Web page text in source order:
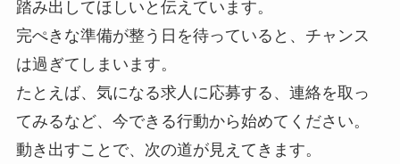
踏み出してほしいと伝えています。
完ぺきな準備が整う日を待っていると、チャンス
は過ぎてしまいます。
たとえば、気になる求人に応募する、連絡を取っ
てみるなど、今できる行動から始めてください。
動き出すことで、次の道が見えてきます。